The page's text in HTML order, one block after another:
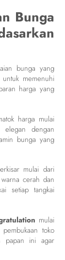
Bunga
bunga yang
memenuhi
harga yang
harga mulai
elegan dengan
bunga yang
mulai dari
cerah dan
setiap tangkai
mulai
toko
papan ini agar